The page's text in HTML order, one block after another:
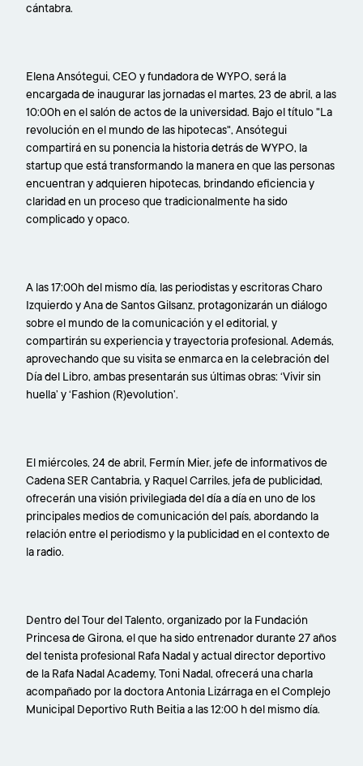
cántabra.
Elena Ansótegui, CEO y fundadora de WYPO, será la
encargada de inaugurar las jornadas el martes, 23 de abril, a las
10:00h en el salón de actos de la universidad. Bajo el título "La
revolución en el mundo de las hipotecas", Ansótegui
compartirá en su ponencia la historia detrás de WYPO, la
startup que está transformando la manera en que las personas
encuentran y adquieren hipotecas, brindando eficiencia y
claridad en un proceso que tradicionalmente ha sido
complicado y opaco.
A las 17:00h del mismo día, las periodistas y escritoras Charo
Izquierdo y Ana de Santos Gilsanz, protagonizarán un diálogo
sobre el mundo de la comunicación y el editorial, y
compartirán su experiencia y trayectoria profesional. Además,
aprovechando que su visita se enmarca en la celebración del
Día del Libro, ambas presentarán sus últimas obras: ‘Vivir sin
huella’ y ‘Fashion (R)evolution’.
El miércoles, 24 de abril, Fermín Mier, jefe de informativos de
Cadena SER Cantabria, y Raquel Carriles, jefa de publicidad,
ofrecerán una visión privilegiada del día a día en uno de los
principales medios de comunicación del país, abordando la
relación entre el periodismo y la publicidad en el contexto de
la radio.
Dentro del Tour del Talento, organizado por la Fundación
Princesa de Girona, el que ha sido entrenador durante 27 años
del tenista profesional Rafa Nadal y actual director deportivo
de la Rafa Nadal Academy, Toni Nadal, ofrecerá una charla
acompañado por la doctora Antonia Lizárraga en el Complejo
Municipal Deportivo Ruth Beitia a las 12:00 h del mismo día.